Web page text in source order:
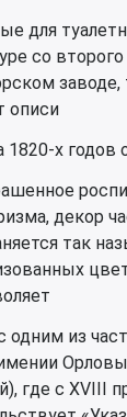
для
со
описи
х годов
декор
так
одним из
где с XVIII